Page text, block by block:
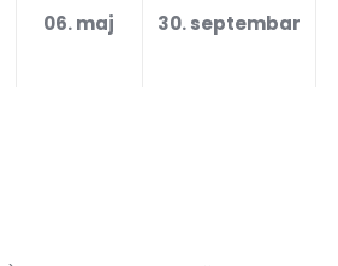
06. maj 30. septembar